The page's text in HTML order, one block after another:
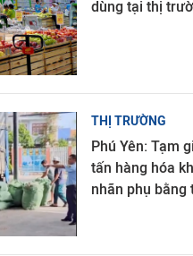
dùng tại thị
THỊ TRƯỜNG
Phú Yên: Tạm
tấn hàng hóa
nhãn phụ bằng